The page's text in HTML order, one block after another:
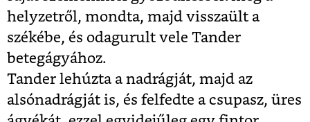
helyzetről, mondta, majd visszaült a
székébe, és odagurult vele Tander
betegágyához.
Tander lehúzta a nadrágját, majd az
alsónadrágját is, és felfedte a csupasz, üres